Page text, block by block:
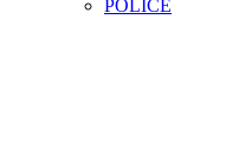
POLICE